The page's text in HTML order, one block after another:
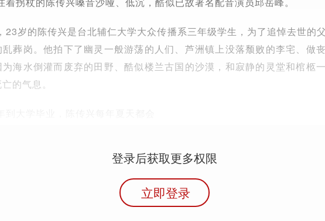
23岁的陈传兴是台北辅仁大学大众传播系三年级学生，为了追悼去世的
乱葬岗。他拍下了幽灵一般游荡的人们、芦洲镇上没落颓败的李宅、做
海水倒灌而废弃的田野、酷似楼兰古国的沙漠，和寂静的灵堂和棺柩
的气息。
登录后获取更多权限
立即登录